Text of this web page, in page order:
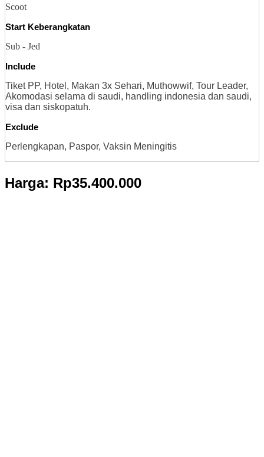
Scoot
Start Keberangkatan
Sub - Jed
Include
Tiket PP, Hotel, Makan 3x Sehari, Muthowwif, Tour Leader,
Akomodasi selama di saudi, handling indonesia dan saudi,
visa dan siskopatuh.
Exclude
Perlengkapan, Paspor, Vaksin Meningitis
Harga: Rp35.400.000